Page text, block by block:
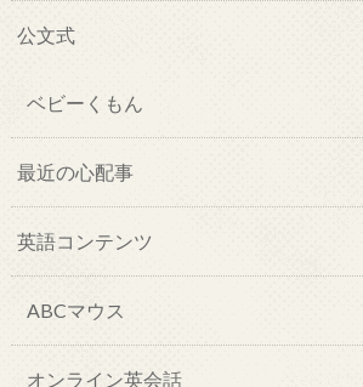
公文式
ベビーくもん
最近の心配事
英語コンテンツ
ABCマウス
オンライン英会話